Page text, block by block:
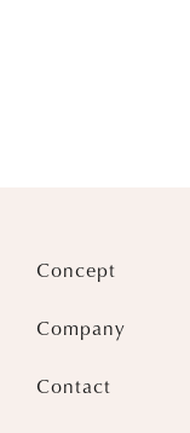
Concept
Company
Contact